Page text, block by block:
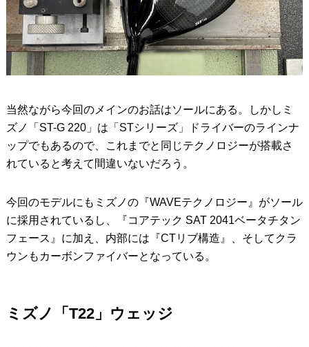
当然ながら今回のメインのお話はソールにある。しかしミ
ズノ「ST-G 220」は「STシリーズ」ドライバーのラインナ
ップでもあるので、これまでと同じテクノロジーが搭載さ
れていると考えて間違いないだろう。
今回のモデルにもミズノの『WAVEテクノロジー』がソール
に採用されているし、『コアテック SAT 2041ベータチタン
フェース』に加え、内部には『CTリブ構造』、そしてクラ
ウンもカーボンファイバーとなっている。
ミズノ「T22」ウェッジ